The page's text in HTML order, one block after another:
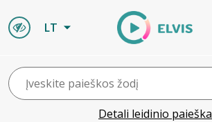
LT
Detali leidinio paieška